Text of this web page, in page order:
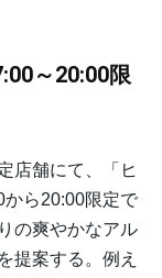
～20:00限
店舗にて、「ヒ
から20:00限定で
の爽やかなアル
提案する。例え